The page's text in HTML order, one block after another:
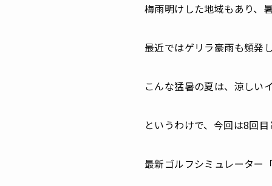
梅雨明けした地域もあり、
最近ではゲリラ豪雨も頻発
こんな猛暑の夏は、涼しい
というわけで、今回は8回
最新ゴルフシミュレーター